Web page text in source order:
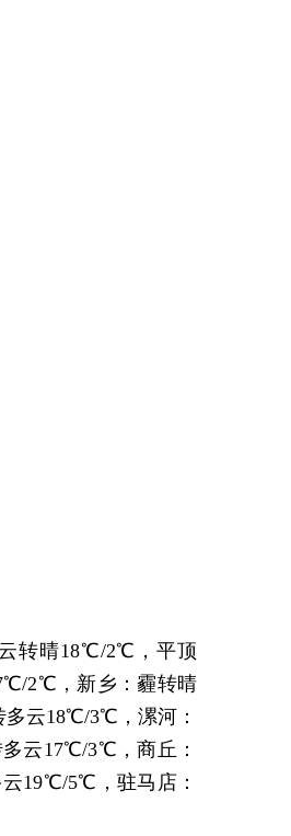
转晴18℃/2℃，平顶
2℃，新乡：霾转晴
云18℃/3℃，漯河：
云17℃/3℃，商丘：
19℃/5℃，驻马店：